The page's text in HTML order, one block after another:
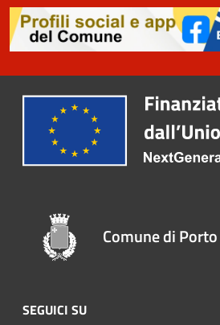
Comune di
SEGUICI SU